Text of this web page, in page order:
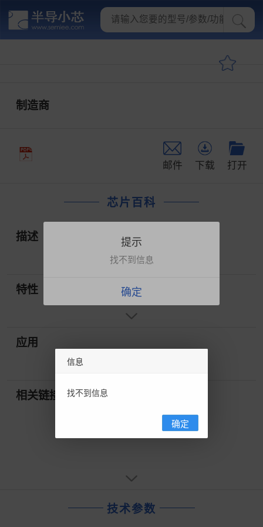
制造商
邮件 下载 打开
芯片百科
描述
特性
应用
相关链接
技术参数
提示
找不到信息
确定
信息
找不到信息
确定